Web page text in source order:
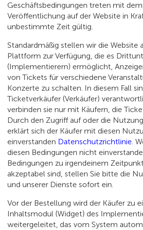
Geschäftsbedingungen treten mit
Veröffentlichung auf der Website in
unbestimmte Zeit gültig.
Standardmäßig stellen wir die Website
Plattform zur Verfügung, die es
(Implementierern) ermöglicht,
von Tickets für verschiedene
Konzerte zu schalten. In diesem Fall
Ticketverkäufer (Verkäufer)
verbinden sie nur mit Käufern, die
Durch den Zugriff auf oder die
erklärt sich der Käufer mit diesen
einverstanden Datenschutzrichtlinie.
diesen Bedingungen nicht
Bedingungen zu irgendeinem
akzeptabel sind, stellen Sie bitte die
und unserer Dienste sofort ein.
Vor der Bestellung wird der Käufer zu
Inhaltsmodul (Widget) des
weitergeleitet, das vom System